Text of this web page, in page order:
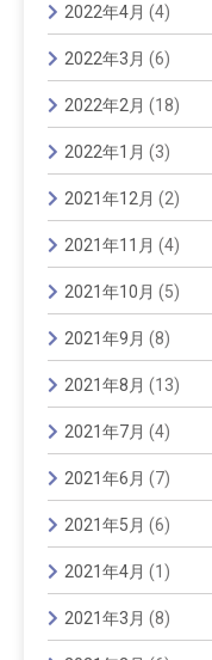
2022年4月 (4)
2022年3月 (6)
2022年2月 (18)
2022年1月 (3)
2021年12月 (2)
2021年11月 (4)
2021年10月 (5)
2021年9月 (8)
2021年8月 (13)
2021年7月 (4)
2021年6月 (7)
2021年5月 (6)
2021年4月 (1)
2021年3月 (8)